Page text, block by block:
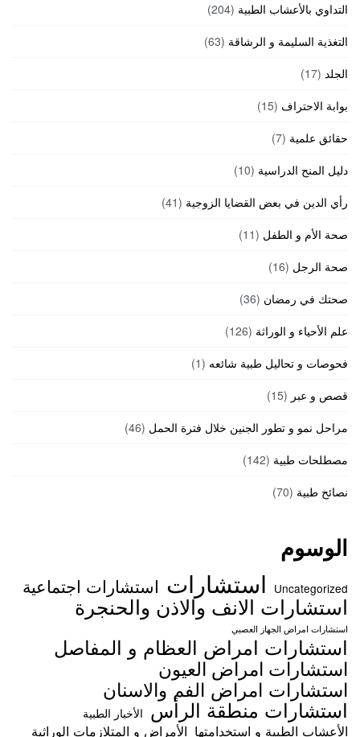
التداوي بالأعشاب الطبية (204)
التغذية السليمة و الرشاقة (63)
الجلد (17)
بوابة الاحتراف (15)
حقائق علمية (7)
دليل المنح الدراسية (10)
رأي الدين في بعض القضايا الزوجية (41)
صحة الأم و الطفل (11)
صحة الرجل (16)
صحتك في رمضان (36)
علم الأحياء و الوراثة (126)
فحوصات و تحاليل طبية شائعه (1)
قصص و عبر (15)
مراحل نمو و تطور الجنين خلال فترة الحمل (46)
مصطلحات طبية (142)
نصائح طبية (70)
الوسوم
Uncategorized استشارات استشارات اجتماعية
استشارات الانف والاذن والحنجرة
استشارات امراض الجهاز العصبي
استشارات امراض العظام و المفاصل
استشارات امراض العيون
استشارات امراض الفم والاسنان
استشارات منطقة الرأس الأخبار الطبية
الأعشاب الطبية و استخدامتها الأمراض و المتلازمات الوراثية